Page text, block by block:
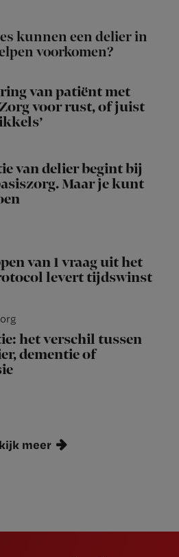
kunnen een delier in
voorkomen?
van patiënt met
voor rust, of juist
van delier begint bij
Maar je kunt
van 1 vraag uit het
levert tijdswinst
het verschil tussen
dementie of
meer